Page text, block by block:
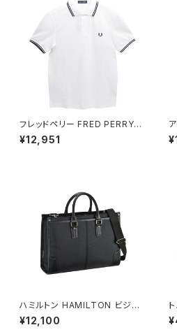
フレッドペリー FRED PERRY T
he Fred Perry Shirt M3600
ポロシャツ M3600-200-WHI
¥12,951
ハミルトン HAMILTON ビジネ
スバッグ 2層 大容量 A4ファイ
ル 2WAY 大開き 26723-1h メ
¥12,100